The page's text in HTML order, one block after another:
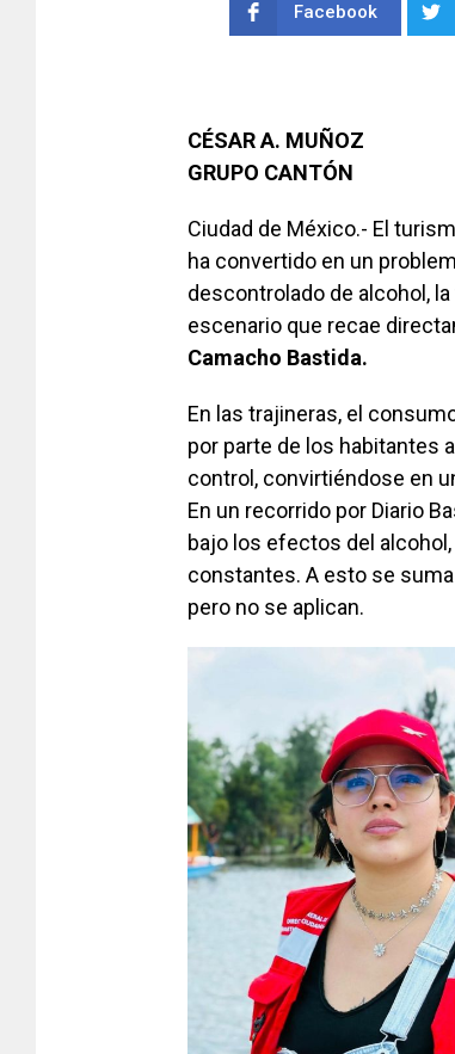
Facebook
CÉSAR A. MUÑOZ
GRUPO CANTÓN
Ciudad de México.- El
ha convertido en un
descontrolado de alcohol,
escenario que recae
Camacho Bastida.
En las trajineras, el
por parte de los habitantes
control, convirtiéndose en
En un recorrido por Diario
bajo los efectos del
constantes. A esto se
pero no se aplican.